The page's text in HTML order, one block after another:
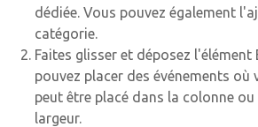
dédiée. Vous pouvez également
catégorie.
Faites glisser et déposez l'élément
pouvez placer des événements où
peut être placé dans la colonne
largeur.